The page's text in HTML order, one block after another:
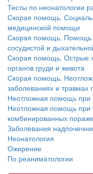
Тесты по неонатологии
Скорая помощь.
медицинской помощи
Скорая помощь. Помощь
сосудистой и
Скорая помощь. Острые
органов груди и живота
Скорая помощь.
заболеваниях и травмах
Неотложная помощь при
Неотложная помощь при
комбинированных
Заболевания
Неонатология
Ожирение
По реаниматологии